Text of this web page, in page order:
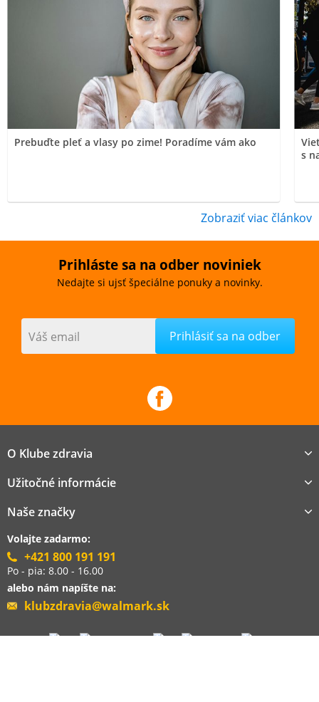
Prebuďte pleť a vlasy po zime! Poradíme vám ako
s
Zobraziť viac článkov
Prihláste sa na odber noviniek
Nedajte si ujsť špeciálne ponuky a novinky.
Váš email
O Klube zdravia
Užitočné informácie
Naše značky
Volajte zadarmo:
+421 800 191 191
Po - pia: 8.00 - 16.00
alebo nám napíšte na:
klubzdravia@walmark.sk